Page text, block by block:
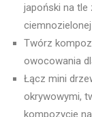
japoński na tle
Twórz
owocowania
Łącz mini
okrywowymi,
kompozycje